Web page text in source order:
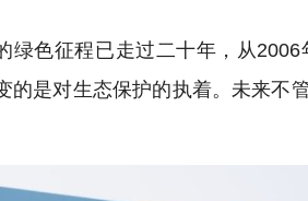
色征程已走过二十年，从2006
的是对生态保护的执着。未来不